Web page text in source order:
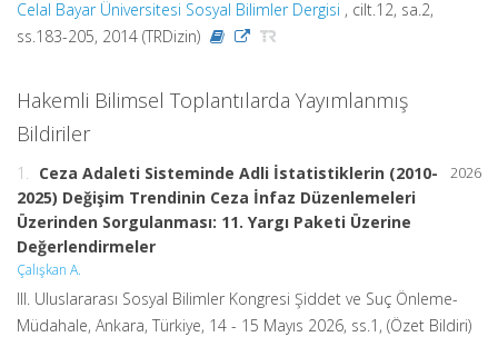
Celal Bayar Üniversitesi Sosyal Bilimler Dergisi , cilt.12, sa.2,
ss.183-205, 2014 (TRDizin)
Hakemli Bilimsel Toplantılarda Yayımlanmış
Bildiriler
2026
1.
Ceza Adaleti Sisteminde Adli İstatistiklerin (2010-
2025) Değişim Trendinin Ceza İnfaz Düzenlemeleri
Üzerinden Sorgulanması: 11. Yargı Paketi Üzerine
Değerlendirmeler
Çalışkan A.
III. Uluslararası Sosyal Bilimler Kongresi Şiddet ve Suç Önleme-
Müdahale, Ankara, Türkiye, 14 - 15 Mayıs 2026, ss.1, (Özet Bildiri)